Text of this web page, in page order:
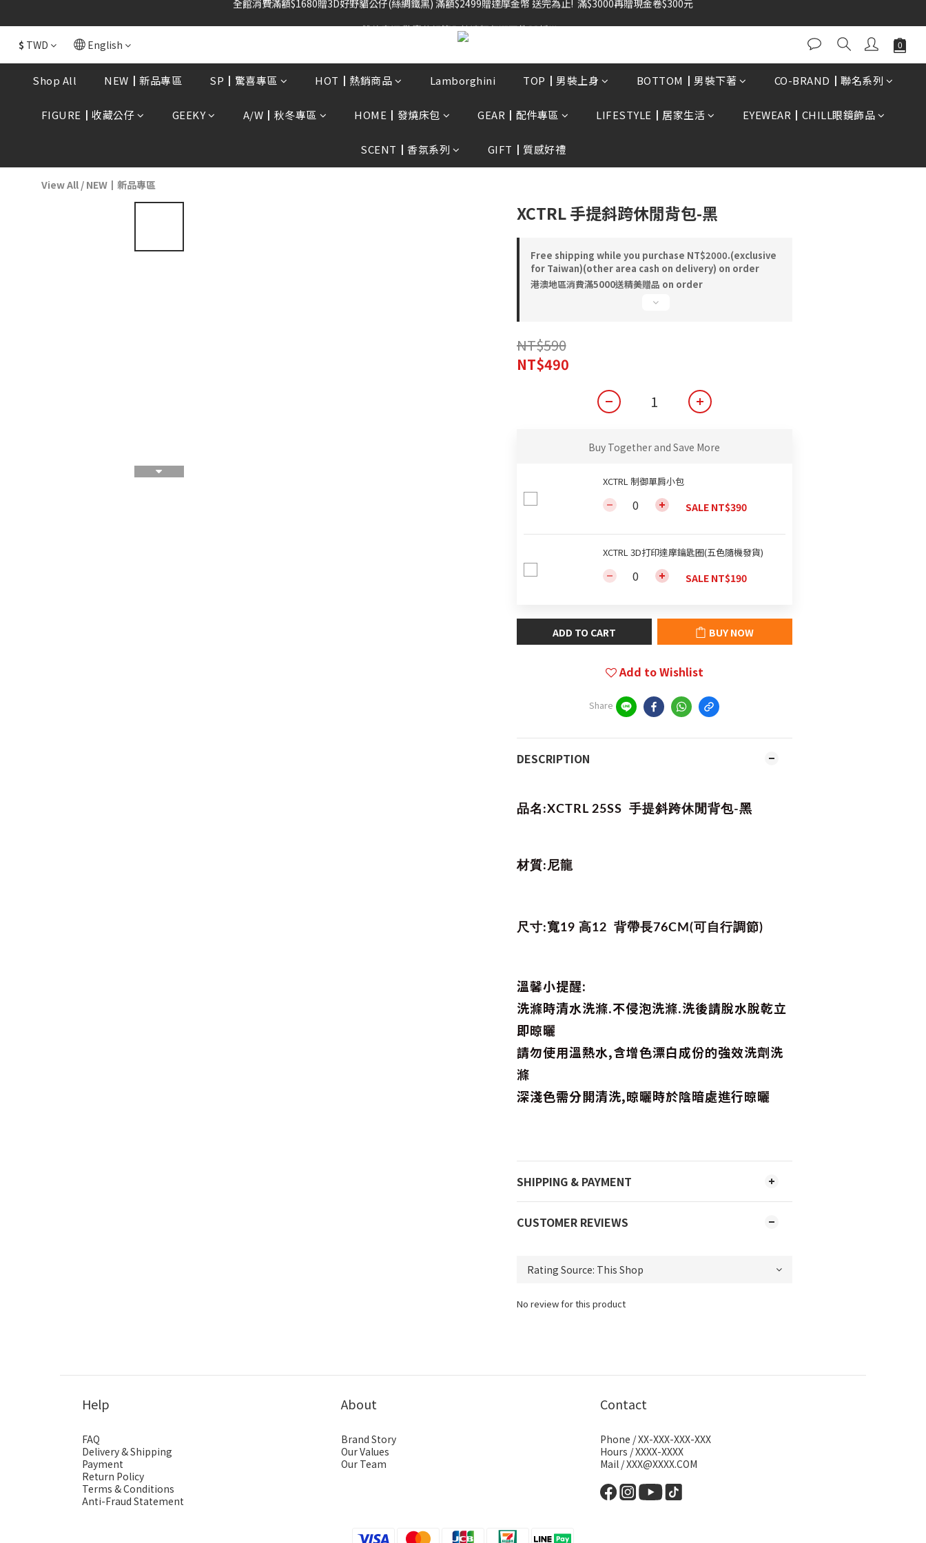
雙倍奉還 歡慶父親節全館褲類任選兩件88折!!!
$ TWD English
Shop All NEW┃新品專區 SP┃驚喜專區 HOT┃熱銷商品 Lamborghini TOP┃男裝上身 BOTTOM┃男裝下著 CO-BRAND┃聯名系列
FIGURE┃收藏公仔 GEEKY A/W┃秋冬專區 HOME┃發燒床包 GEAR┃配件專區 LIFESTYLE┃居家生活 EYEWEAR┃CHILL眼鏡飾品
SCENT┃香氛系列 GIFT┃質感好禮
View All / NEW┃新品專區
XCTRL 手提斜跨休閒背包-黑
Free shipping while you purchase NT$2000.(exclusive
for Taiwan)(other area cash on delivery) on order
港澳地區消費滿5000送精美贈品 on order
NT$590
NT$490
Buy Together and Save More
XCTRL 制御單肩小包
SALE NT$390
XCTRL 3D打印達摩鑰匙圈(五色隨機發貨)
SALE NT$190
ADD TO CART BUY NOW
Add to Wishlist
Share
DESCRIPTION
品名:XCTRL 25SS 手提斜跨休閒背包-黑
材質:尼龍
尺寸:寬19 高12 背帶長76CM(可自行調節)
溫馨小提醒:
洗滌時清水洗滌.不侵泡洗滌.洗後請脫水脫乾立
即晾曬
請勿使用溫熱水,含增色漂白成份的強效洗劑洗
滌
深淺色需分開清洗,晾曬時於陰暗處進行晾曬
SHIPPING & PAYMENT
CUSTOMER REVIEWS
No review for this product
BUY NOW
Help
FAQ
Delivery & Shipping
Payment
Return Policy
Terms & Conditions
Anti-Fraud Statement
About
Brand Story
Our Values
Our Team
Contact
Phone / XX-XXX-XXX-XXX
Hours / XXXX-XXXX
Mail / XXX@XXXX.COM